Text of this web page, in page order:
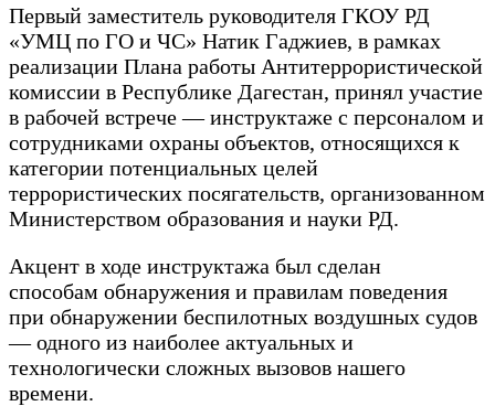
руководителя
ГКОУ
РД
«УМЦ
по
ГО
и
ЧС»
Натик
Гаджиев
участие
инструктаже
по
объектам,
относящимся
к
категории
Первый заместитель руководителя ГКОУ РД
«УМЦ по ГО и ЧС» Натик Гаджиев, в рамках
реализации Плана работы Антитеррористической
комиссии в Республике Дагестан, принял участие
в рабочей встрече — инструктаже с персоналом и
сотрудниками охраны объектов, относящихся к
категории потенциальных целей
террористических посягательств, организованном
Министерством образования и науки РД.
Акцент в ходе инструктажа был сделан
способам обнаружения и правилам поведения
при обнаружении беспилотных воздушных судов
— одного из наиболее актуальных и
технологически сложных вызовов нашего
времени.